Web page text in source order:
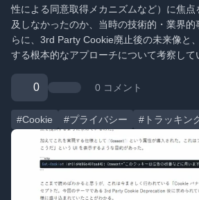
性による同意取得メカニズムなど）に焦
及しなかったのか、当時の技術的・業界的
らに、3rd Party Cookie廃止後の未来像と
する根本的なアプローチについて考察して
0 0 コメント
#Cookie #プライバシー #トラッキン